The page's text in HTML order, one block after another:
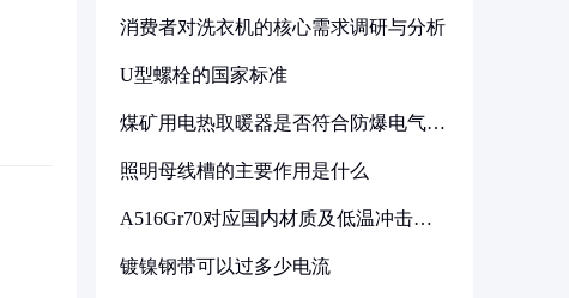
消费者对洗衣机的核心需求调研与分析
U型螺栓的国家标准
煤矿用电热取暖器是否符合防爆电气设
照明母线槽的主要作用是什么
A516Gr70对应国内材质及低温冲击要
镀镍钢带可以过多少电流